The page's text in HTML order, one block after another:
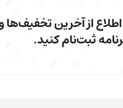
از آخرین تخفیف‌ها
ثبت‌نام کنید.